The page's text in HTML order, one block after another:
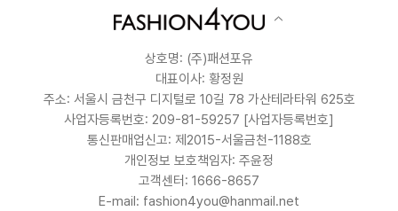
상호명: (주)패션포유
대표이사: 황정원
주소: 서울시 금천구 디지털로 10길 78 가산테라타워 625호
사업자등록번호: 209-81-59257 [사업자등록번호]
통신판매업신고: 제2015-서울금천-1188호
개인정보 보호책임자: 주윤정
고객센터: 1666-8657
E-mail: fashion4you@hanmail.net